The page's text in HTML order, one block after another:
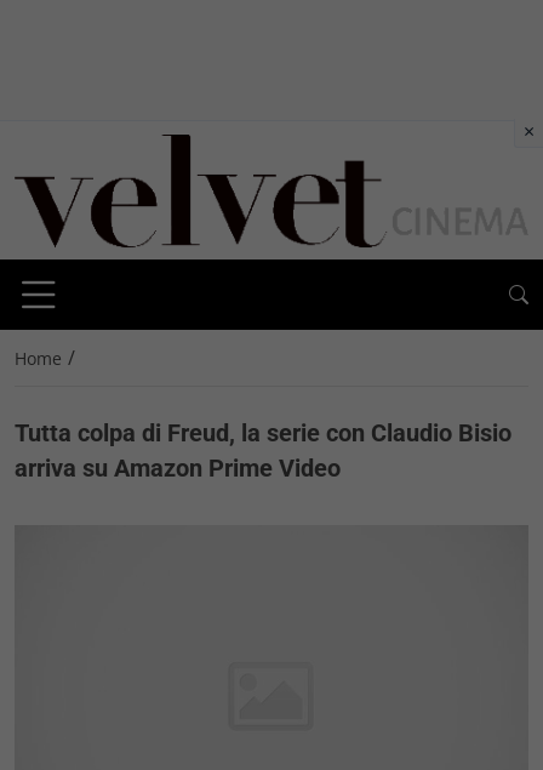
Home /
Tutta colpa di Freud, la serie con Claudio Bisio
arriva su Amazon Prime Video
×